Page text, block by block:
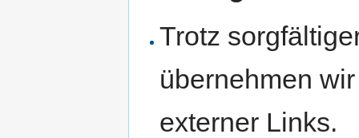
Trotz
übernehmen
externer Links.